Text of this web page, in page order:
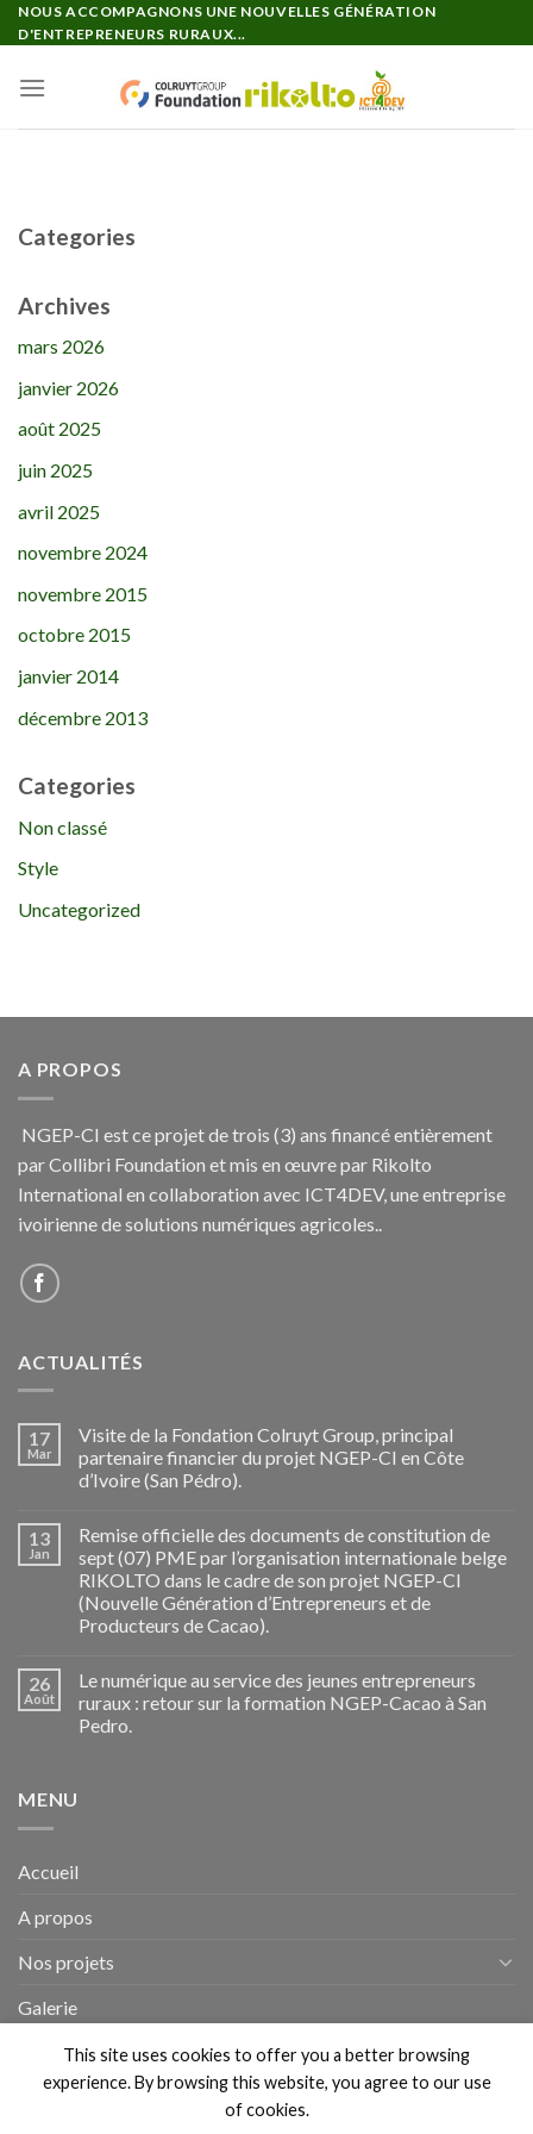
Passer
au
NOUS ACCOMPAGNONS UNE NOUVELLES GÉNÉRATION
D'ENTREPRENEURS RURAUX...
Categories
Archives
mars 2026
janvier 2026
août 2025
juin 2025
avril 2025
novembre 2024
novembre 2015
octobre 2015
janvier 2014
décembre 2013
Categories
Non classé
Style
Uncategorized
A PROPOS
NGEP-CI est ce projet de trois (3) ans financé entièrement
par Collibri Foundation et mis en œuvre par Rikolto
International en collaboration avec ICT4DEV, une entreprise
ivoirienne de solutions numériques agricoles..
ACTUALITÉS
17
Mar
Visite de la Fondation Colruyt Group, principal
partenaire financier du projet NGEP-CI en Côte
d’Ivoire (San Pédro).
13
Jan
Remise officielle des documents de constitution de
sept (07) PME par l’organisation internationale belge
RIKOLTO dans le cadre de son projet NGEP-CI
(Nouvelle Génération d’Entrepreneurs et de
Producteurs de Cacao).
26
Août
Le numérique au service des jeunes entrepreneurs
ruraux : retour sur la formation NGEP-Cacao à San
Pedro.
MENU
Accueil
A propos
Nos projets
Galerie
ActualitésThis site uses cookies to offer you a better browsing
experience. By browsing this website, you agree to our use
of cookies.